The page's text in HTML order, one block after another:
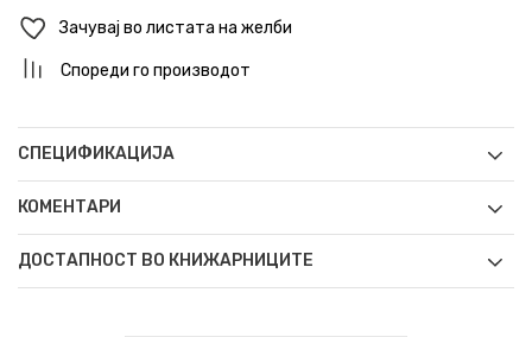
Зачувај во листата на желби
Спореди го производот
СПЕЦИФИКАЦИЈА
КОМЕНТАРИ
ДОСТАПНОСТ ВО КНИЖАРНИЦИТЕ